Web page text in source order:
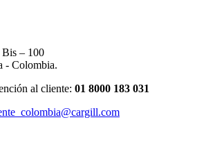
– 100
- Colombia.
al cliente: 01 8000 183 031